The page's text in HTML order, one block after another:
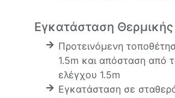
Εγκατάσταση
Προτεινόμενη
1.5m και απόσταση από
ελέγχου 1.5m
Εγκατάσταση σε